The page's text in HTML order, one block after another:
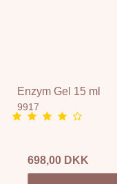
Enzym Gel 15 ml
9917
698,00 DKK